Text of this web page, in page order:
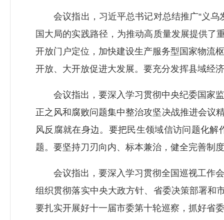
会议指出，习近平总书记对总结推广“义乌
国大局的实践路径，为推动高质量发展提供了
开放门户定位，加快建设生产服务型国家物流
开放、大开放促进大发展。要充分发挥县域经
会议指出，要深入学习贯彻中央纪委国家监
正之风和腐败问题集中整治攻坚决战推进会议
风反腐就在身边。要把民生领域信访问题化
题。要坚持刀刃向内、标本兼治，健全完善制
会议指出，要深入学习贯彻全国巡视工作会
组织贯彻落实中央大政方针、省委决策部署和
要扎实开展好十一届市委第十轮巡察，抓好省